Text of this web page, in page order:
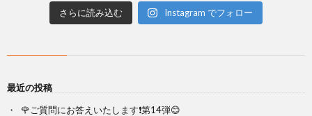
さらに読み込む Instagram でフォロー
最近の投稿
🌹ご質問にお答えいたします❗第14弾😊